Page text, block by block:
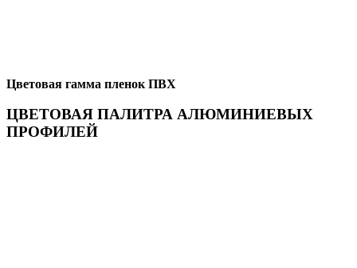
Цветовая гамма пленок ПВХ
ЦВЕТОВАЯ ПАЛИТРА АЛЮМИНИЕВЫХ
ПРОФИЛЕЙ